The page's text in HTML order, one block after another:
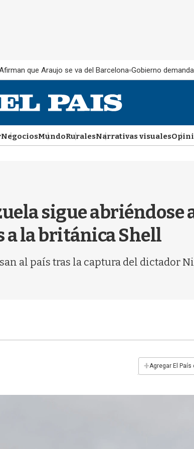
que Araujo se va del Barcelona Gobierno
NegociosMundoRuralesNarrativas visuales
sigue abriéndose
a la británica Shell
al país tras la captura del dictador
+Agregar El País